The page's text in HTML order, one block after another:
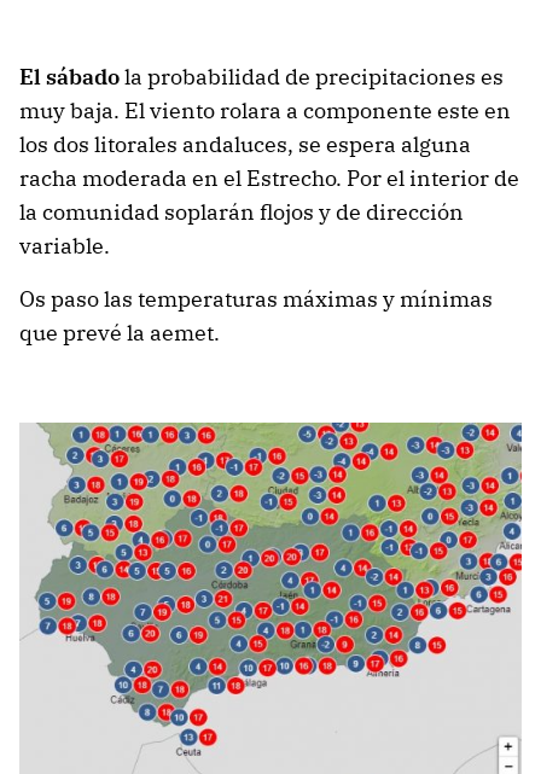
El sábadola probabilidad de precipitaciones es
muy baja. El viento rolara a componente este en
los dos litorales andaluces, se espera alguna
racha moderada en el Estrecho. Por el interior de
la comunidad soplarán flojos y de dirección
variable.
Os paso las temperaturas máximas y mínimas
que prevé la aemet.